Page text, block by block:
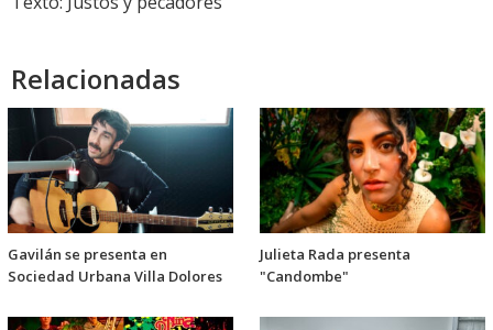
Relacionadas
Gavilán se presenta en
Sociedad Urbana Villa Dolores
Julieta Rada presenta
"Candombe"